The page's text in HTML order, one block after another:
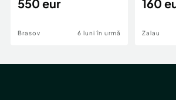
550 eur
Brasov 6 luni în urmă
160
Zalau